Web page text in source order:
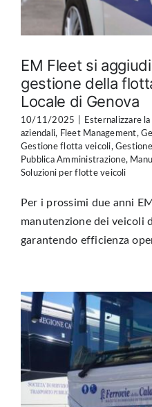
EM Fleet si
gestione della
Locale di Genova
10/11/2025
Esternalizzare
aziendali, Fleet Management,
Gestione flotta veicoli,
Pubblica Amministrazione,
Soluzioni per flotte veicoli
Per i prossimi due anni
manutenzione dei veicoli
garantendo efficienza